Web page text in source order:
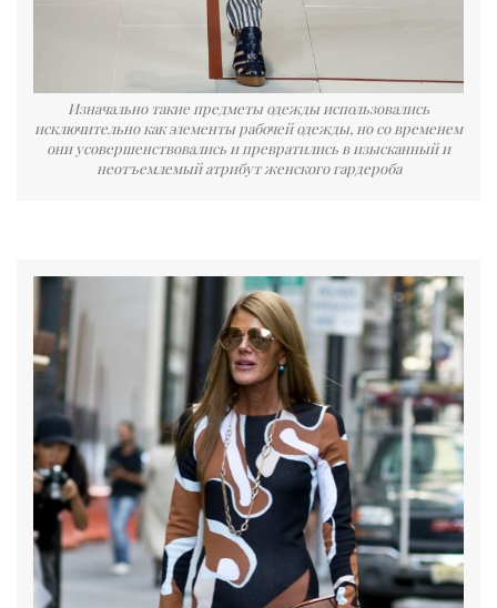
Изначально такие предметы одежды использовались
исключительно как элементы рабочей одежды, но со временем
они усовершенствовались и превратились в изысканный и
неотъемлемый атрибут женского гардероба